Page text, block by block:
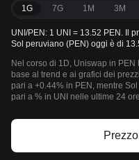
1G 7G 1M 3M
UNI/PEN: 1 UNI = 13.52 PEN. Il
Sol peruviano (PEN) oggi è di
Nel corso di 1D, Uniswap in
base al trend e ai grafici dei
pari a +0.44% in PEN, mentre
pari a % in UNI nelle ultime 24